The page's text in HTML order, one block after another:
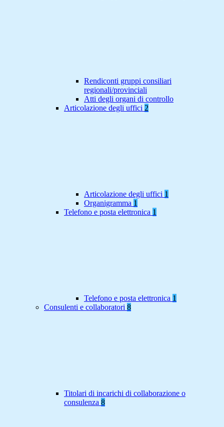
Rendiconti gruppi consiliari
regionali/provinciali
Atti degli organi di controllo
Articolazione degli uffici 2
Articolazione degli uffici 1
Organigramma 1
Telefono e posta elettronica 1
Telefono e posta elettronica 1
Consulenti e collaboratori 8
Titolari di incarichi di collaborazione o
consulenza 8